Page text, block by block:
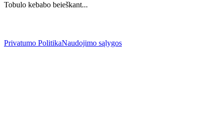
Tobulo kebabo beieškant...
Privatumo PolitikaNaudojimo sąlygos